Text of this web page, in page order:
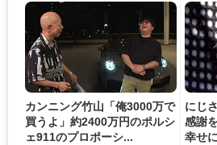
カンニング竹山「俺3000万で
買うよ」約2400万円のポルシ
ェ911のプロポーシ...
にじ
感謝
幸せ